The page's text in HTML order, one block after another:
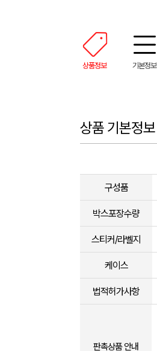
상품정보 기본정보
상품 기본정보
구성품
박스포장수량
스티커/라벨지
케이스
법적허가사항
판촉상품 안내